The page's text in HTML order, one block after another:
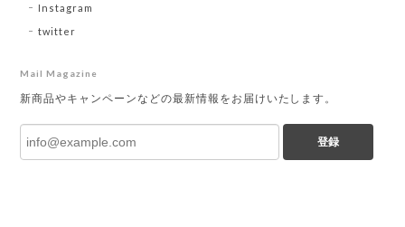
Instagram
twitter
Mail Magazine
新商品やキャンペーンなどの最新情報をお届けいたします。
登録